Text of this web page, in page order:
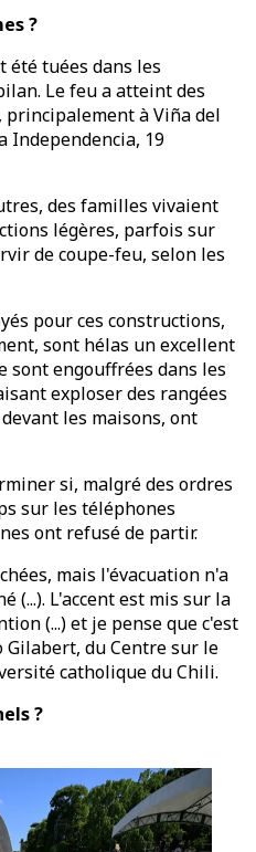
?
été tuées dans les
Le feu a atteint des
principalement à Viña del
Independencia, 19
des familles vivaient
légères, parfois sur
de coupe-feu, selon les
pour ces constructions,
sont hélas un excellent
sont engouffrées dans les
exploser des rangées
les maisons, ont
si, malgré des ordres
sur les téléphones
ont refusé de partir.
mais l'évacuation n'a
(...). L'accent est mis sur la
(...) et je pense que c'est
Gilabert, du Centre sur le
catholique du Chili.
?